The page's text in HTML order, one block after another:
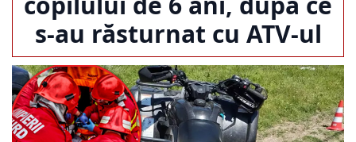
s-au răsturnat cu ATV-ul